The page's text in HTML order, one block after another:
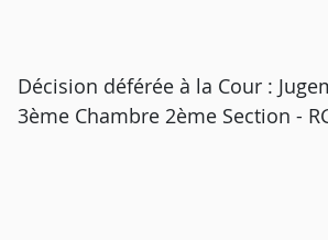
Décision déférée à la Cour :
3ème Chambre 2ème Section -